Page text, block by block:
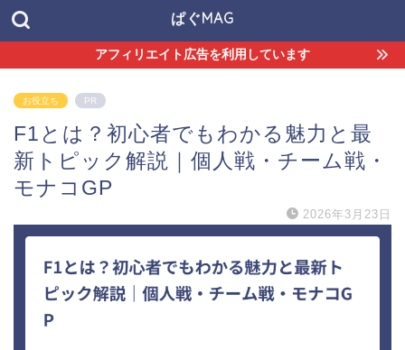
ぱぐMAG
アフィリエイト広告を利用しています
お役立ち PR
F1とは？初心者でもわかる魅力と最
新トピック解説｜個人戦・チーム戦・
モナコGP
2026年3月23日